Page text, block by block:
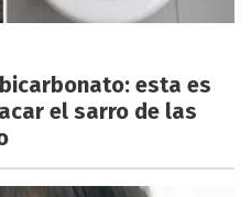
esta es
el sarro de las